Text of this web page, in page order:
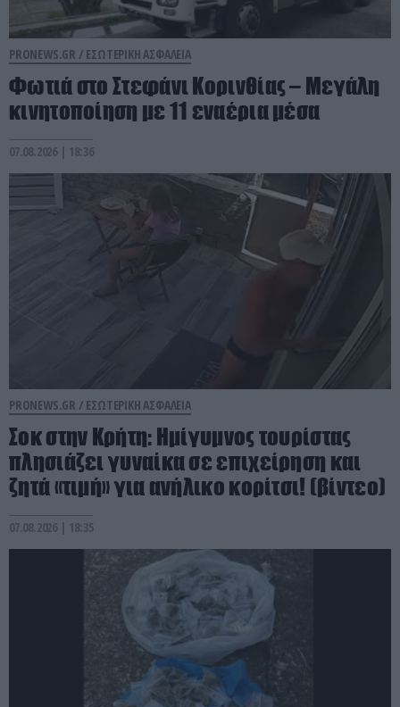
PRONEWS.GR / ΕΣΩΤΕΡΙΚΗ ΑΣΦΑΛΕΙΑ
Φωτιά στο Στεφάνι Κορινθίας – Μεγάλη
κινητοποίηση με 11 εναέρια μέσα
07.08.2026 | 18:36
PRONEWS.GR / ΕΣΩΤΕΡΙΚΗ ΑΣΦΑΛΕΙΑ
Σοκ στην Κρήτη: Ημίγυμνος τουρίστας
πλησιάζει γυναίκα σε επιχείρηση και
ζητά «τιμή» για ανήλικο κορίτσι! (βίντεο)
07.08.2026 | 18:35